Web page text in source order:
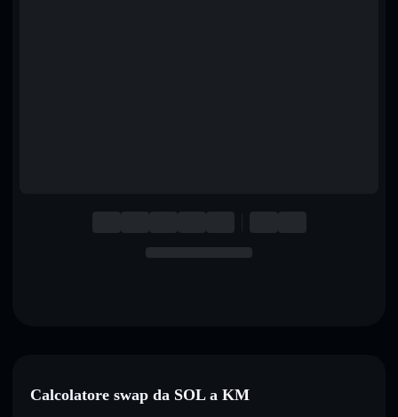
Calcolatore swap da SOL a KM